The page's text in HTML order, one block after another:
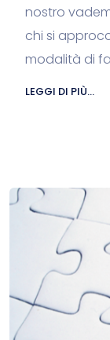
nostro
chi si
modalità di
LEGGI DI PIÙ...